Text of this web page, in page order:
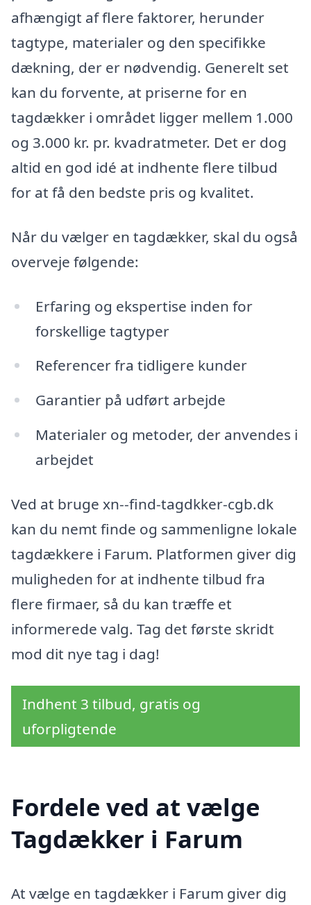
afhængigt af flere faktorer, herunder
tagtype, materialer og den specifikke
dækning, der er nødvendig. Generelt set
kan du forvente, at priserne for en
tagdækker i området ligger mellem 1.000
og 3.000 kr. pr. kvadratmeter. Det er dog
altid en god idé at indhente flere tilbud
for at få den bedste pris og kvalitet.
Når du vælger en tagdækker, skal du også
overveje følgende:
Erfaring og ekspertise inden for
forskellige tagtyper
Referencer fra tidligere kunder
Garantier på udført arbejde
Materialer og metoder, der anvendes i
arbejdet
Ved at bruge xn--find-tagdkker-cgb.dk
kan du nemt finde og sammenligne lokale
tagdækkere i Farum. Platformen giver dig
muligheden for at indhente tilbud fra
flere firmaer, så du kan træffe et
informerede valg. Tag det første skridt
mod dit nye tag i dag!
Indhent 3 tilbud, gratis og
uforpligtende
Fordele ved at vælge
Tagdækker i Farum
At vælge en tagdækker i Farum giver dig